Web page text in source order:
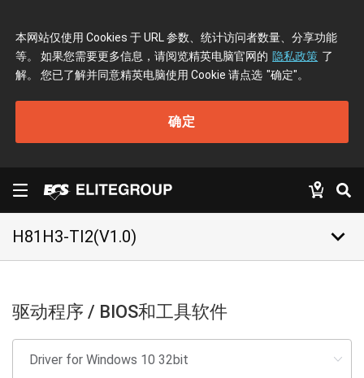
本网站仅使用 Cookies 于 URL 参数、统计访问者数量、分享功能
等。 如果您需要更多信息，请阅览精英电脑官网的 隐私政策 了
解。 您已了解并同意精英电脑使用 Cookie 请点选 "确定"。
确定
H81H3-TI2(V1.0) keyboard_arrow_down
驱动程序 / BIOS和工具软件